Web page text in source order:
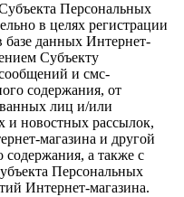
Персональных
в целях регистрации
данных Интернет-
Субъекту
и смс-
содержания, от
лиц и/или
и новостных рассылок,
магазина и другой
а также с
Персональных
Интернет-магазина.